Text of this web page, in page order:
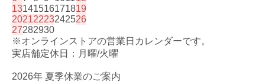
13141516171819
20212223242526
27282930
※オンラインストアの営業日カレンダーです。
実店舗定休日：月曜/火曜
2026年 夏季休業のご案内